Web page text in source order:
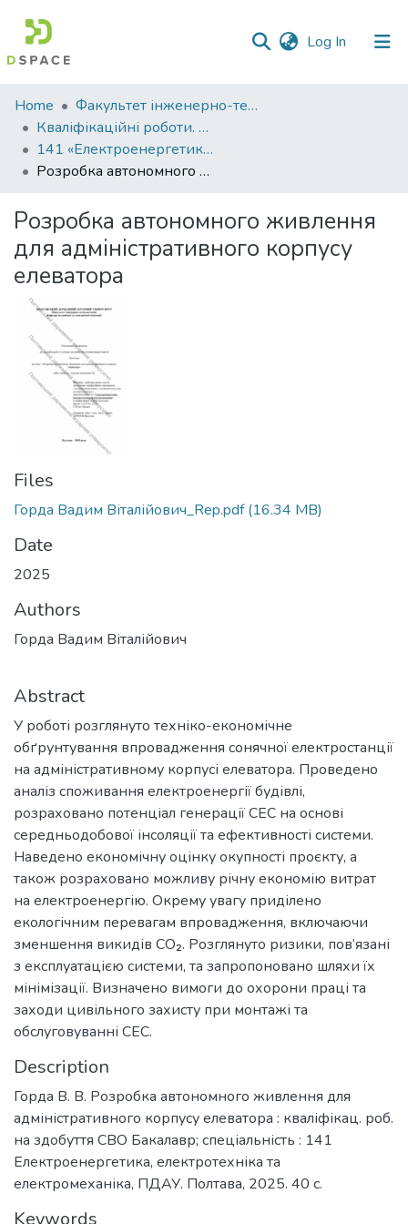
Log In (current)
Communities
&
Collections
All of DSpace
Statistics
Home
Факультет інженерно-технологічний
Кваліфікаційні роботи. Факультет інженерно-технологічний
141 «Електроенергетика, електротехніка та електромеханіка» - Бакалаври 2024-2025
Розробка автономного живлення для адміністративного корпусу елеватора
Розробка автономного живлення
для адміністративного корпусу
елеватора
Files
Горда Вадим Віталійович_Rep.pdf(16.34 MB)
Date
2025
Authors
Горда Вадим Віталійович
Abstract
У роботі розглянуто техніко-економічне
обґрунтування впровадження сонячної електростанції
на адміністративному корпусі елеватора. Проведено
аналіз споживання електроенергії будівлі,
розраховано потенціал генерації СЕС на основі
середньодобової інсоляції та ефективності системи.
Наведено економічну оцінку окупності проєкту, а
також розраховано можливу річну економію витрат
на електроенергію. Окрему увагу приділено
екологічним перевагам впровадження, включаючи
зменшення викидів CO₂. Розглянуто ризики, пов’язані
з експлуатацією системи, та запропоновано шляхи їх
мінімізації. Визначено вимоги до охорони праці та
заходи цивільного захисту при монтажі та
обслуговуванні СЕС.
Description
Горда В. В. Розробка автономного живлення для
адміністративного корпусу елеватора : кваліфікац. роб.
на здобуття СВО Бакалавр; спеціальність : 141
Електроенергетика, електротехніка та
електромеханіка, ПДАУ. Полтава, 2025. 40 с.
Keywords